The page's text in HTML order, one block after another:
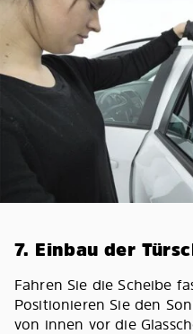
7. Einbau der
Fahren Sie die Scheibe
Positionieren Sie den
von innen vor die